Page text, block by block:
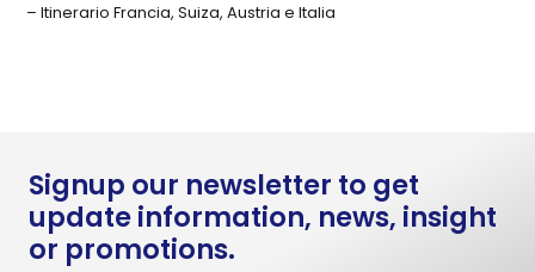
– Itinerario Francia, Suiza, Austria e Italia
Signup our newsletter to get
update information, news, insight
or promotions.